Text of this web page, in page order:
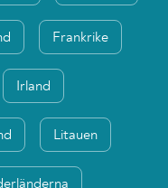
Frankrike
Irland
Litauen